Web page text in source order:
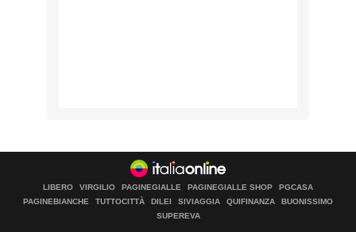
LIBERO VIRGILIO PAGINEGIALLE PAGINEGIALLE SHOP
PGCASA
PAGINEBIANCHE
TUTTOCITTÀ DILEI SIVIAGGIA QUIFINANZA
BUONISSIMO
SUPEREVA